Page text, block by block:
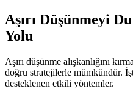
Aşırı Düşünmeyi
Yolu
Aşırı düşünme alışkanlığını
doğru stratejilerle mümkündür.
desteklenen etkili yöntemler.